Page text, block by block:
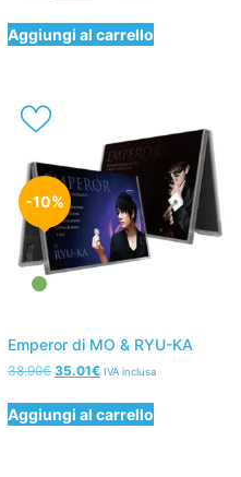
Aggiungi al carrello
-10%
Emperor di MO & RYU-KA
38.90€ 35.01€ IVA inclusa
Aggiungi al carrello